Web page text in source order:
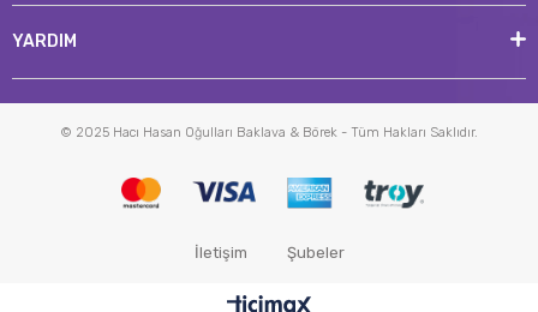
YARDIM
© 2025 Hacı Hasan Oğulları Baklava & Börek - Tüm Hakları Saklıdır.
İletişim Şubeler